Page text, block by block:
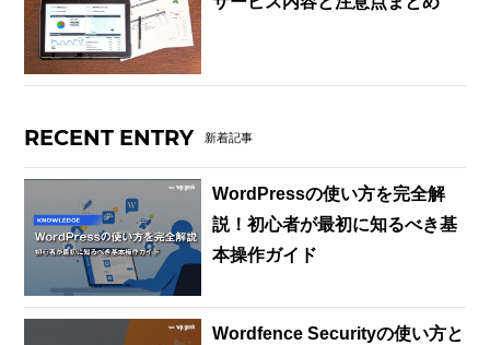
RECENT ENTRY 新着記事
WordPressの使い方を完全解
説！初心者が最初に知るべき基
本操作ガイド
Wordfence Securityの使い方と